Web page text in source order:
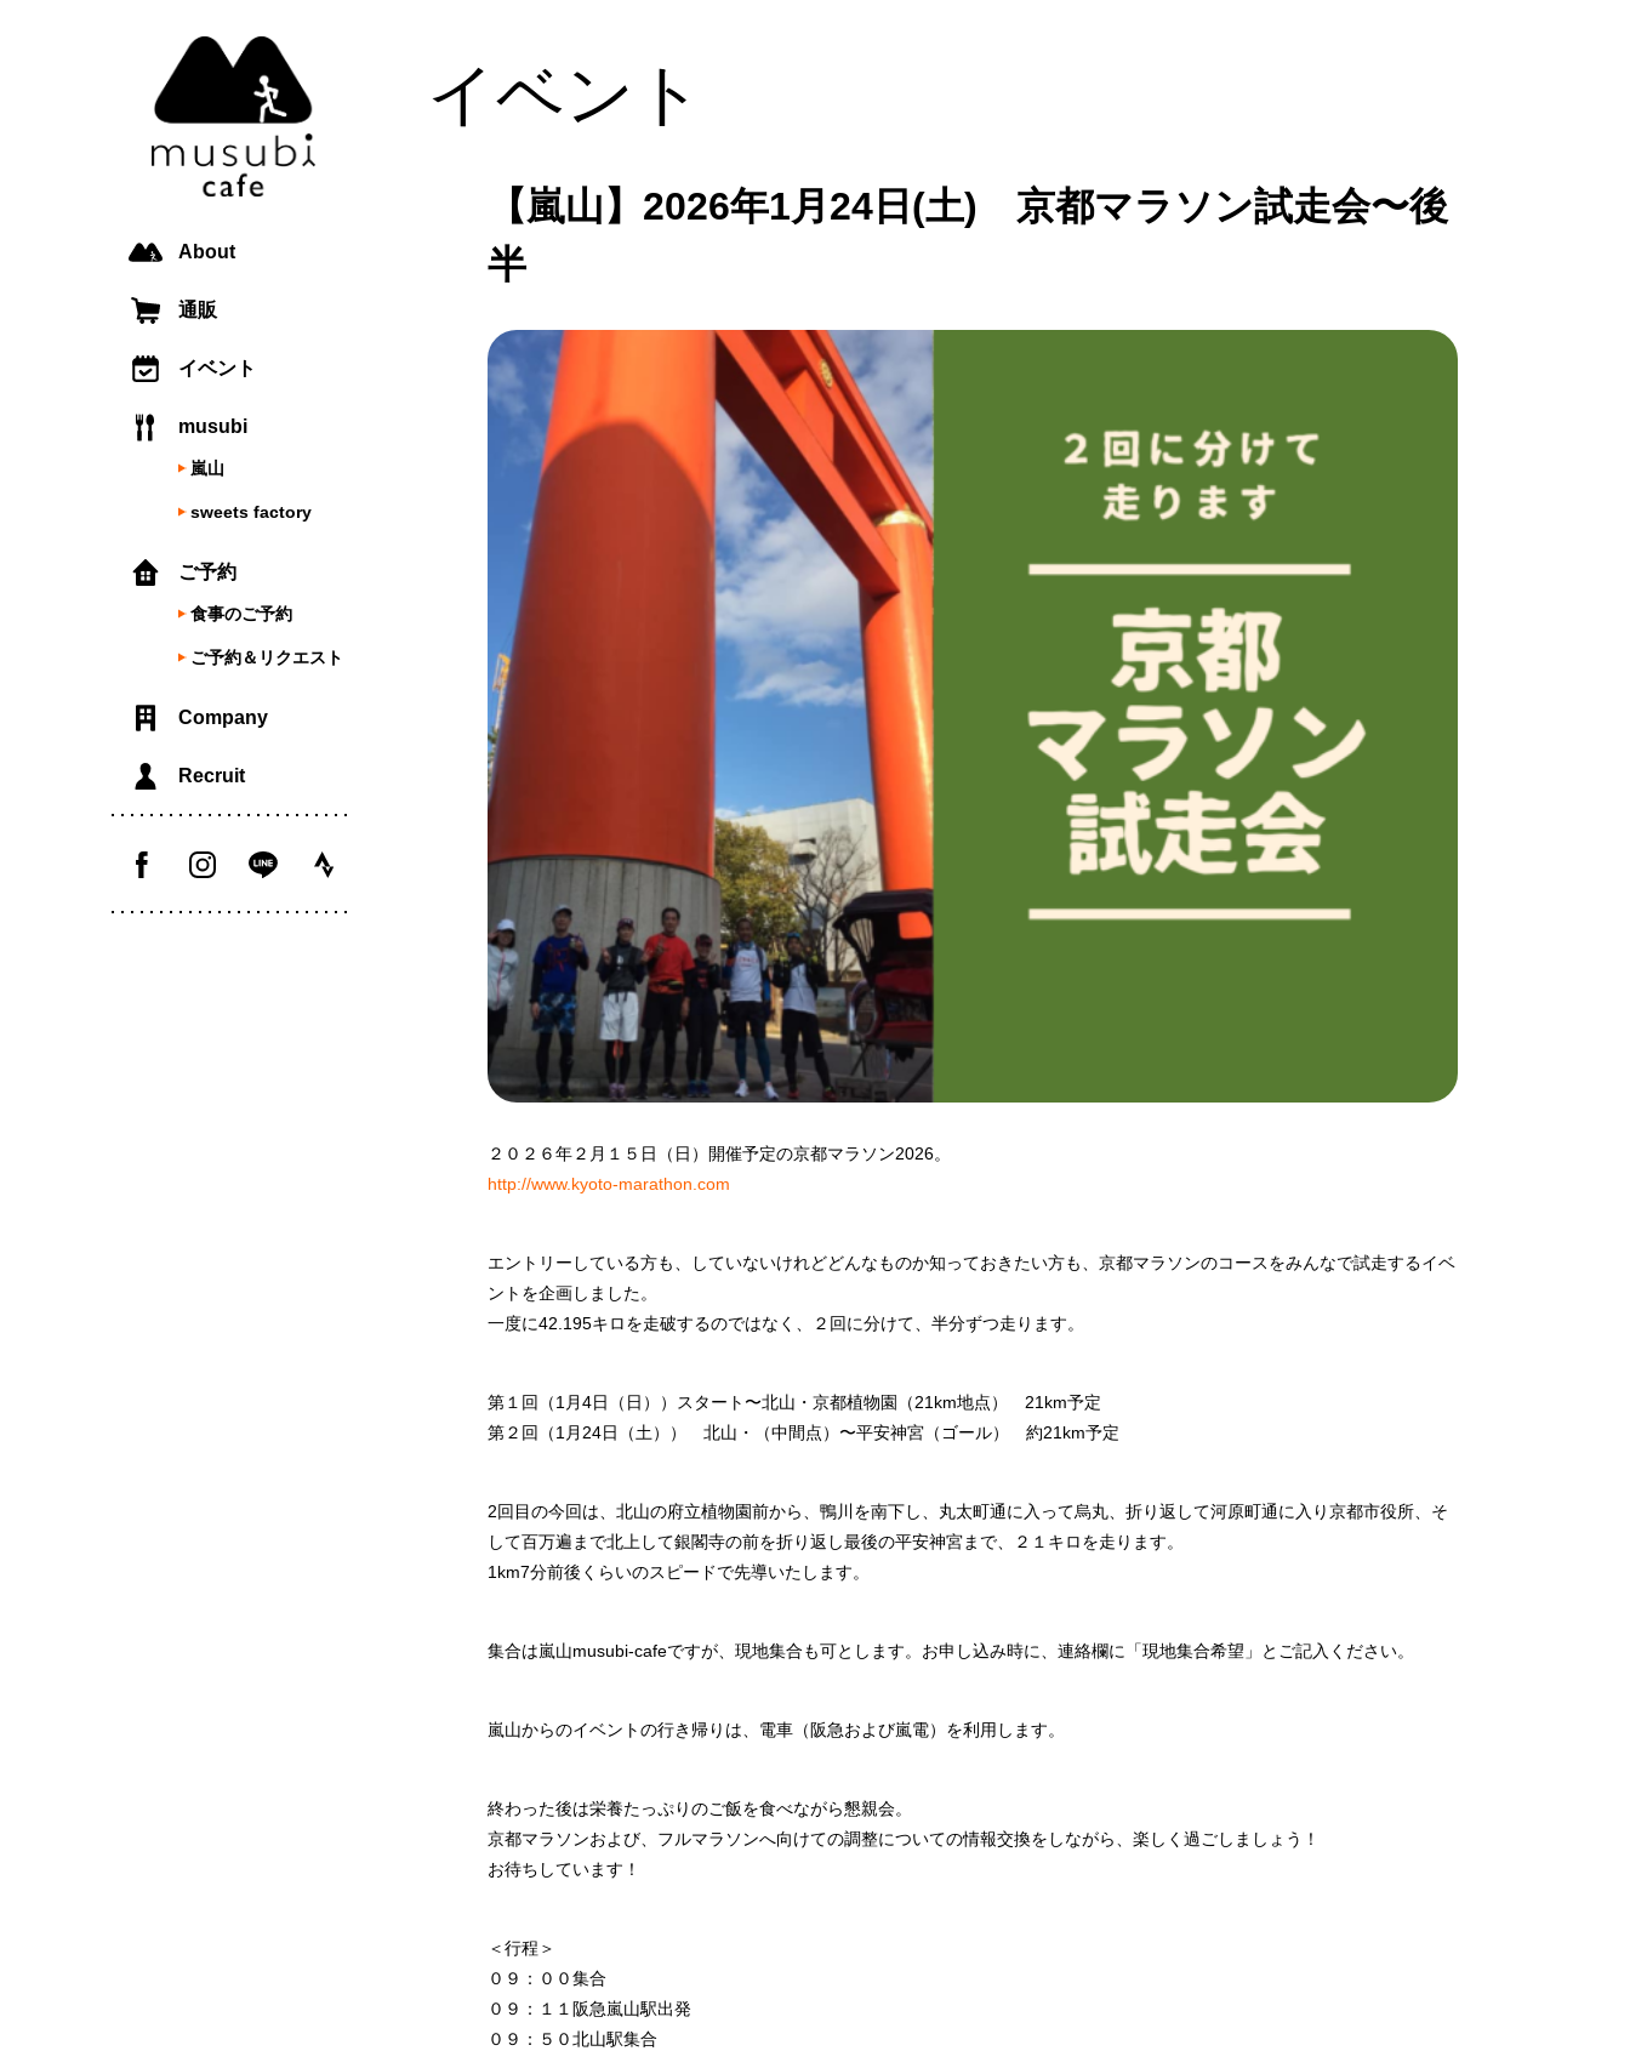
About
通販
イベント
musubi
嵐山
sweets factory
ご予約
食事のご予約
ご予約＆リクエスト
Company
Recruit
イベント
【嵐山】2026年1月24日(土) 京都マラソン試走会〜後
半
２０２６年２月１５日（日）開催予定の京都マラソン2026。
http://www.kyoto-marathon.com
エントリーしている方も、していないけれどどんなものか知っておきたい方も、京都マラソンのコースをみんなで試走するイベ
ントを企画しました。
一度に42.195キロを走破するのではなく、２回に分けて、半分ずつ走ります。
第１回（1月4日（日））スタート〜北山・京都植物園（21km地点） 21km予定
第２回（1月24日（土）） 北山・（中間点）〜平安神宮（ゴール） 約21km予定
2回目の今回は、北山の府立植物園前から、鴨川を南下し、丸太町通に入って烏丸、折り返して河原町通に入り京都市役所、そ
して百万遍まで北上して銀閣寺の前を折り返し最後の平安神宮まで、２１キロを走ります。
1km7分前後くらいのスピードで先導いたします。
集合は嵐山musubi-cafeですが、現地集合も可とします。お申し込み時に、連絡欄に「現地集合希望」とご記入ください。
嵐山からのイベントの行き帰りは、電車（阪急および嵐電）を利用します。
終わった後は栄養たっぷりのご飯を食べながら懇親会。
京都マラソンおよび、フルマラソンへ向けての調整についての情報交換をしながら、楽しく過ごしましょう！
お待ちしています！
＜行程＞
０９：００集合
０９：１１阪急嵐山駅出発
０９：５０北山駅集合